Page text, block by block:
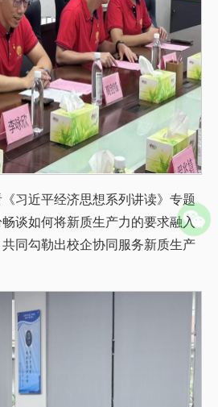
习近平经济思想系列讲读》专题
谈如何将新质生产力的要求融入
同勾勒出校企协同服务新质生产